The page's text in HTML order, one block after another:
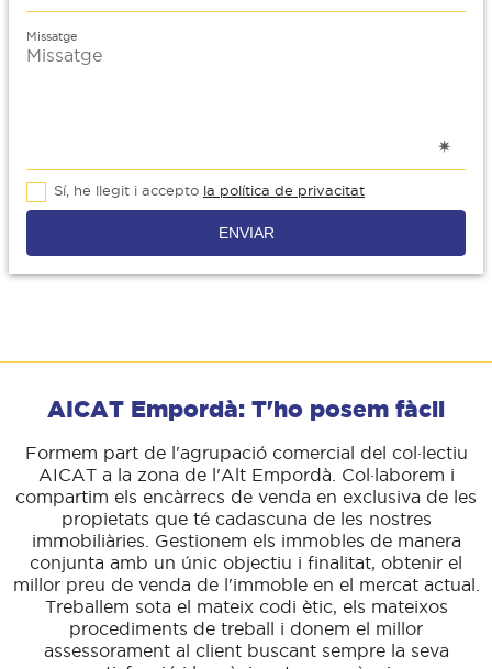
Missatge
Sí, he llegit i accepto la política de privacitat
ENVIAR
AICAT Empordà: T'ho posem fàcil
Formem part de l'agrupació comercial del col·lectiu
AICAT a la zona de l'Alt Empordà. Col·laborem i
compartim els encàrrecs de venda en exclusiva de les
propietats que té cadascuna de les nostres
immobiliàries. Gestionem els immobles de manera
conjunta amb un únic objectiu i finalitat, obtenir el
millor preu de venda de l'immoble en el mercat actual.
Treballem sota el mateix codi ètic, els mateixos
procediments de treball i donem el millor
assessorament al client buscant sempre la seva